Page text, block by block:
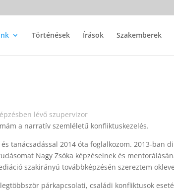
Történések Írások Szakemberek
lévő szupervizor
a narratív szemléletű konfliktuskezelés.
tanácsadással 2014 óta foglalkozom. 2013-ban
Nagy Zsóka képzéseinek és
szakirányú továbbképzésén szereztem
párkapcsolati, családi konfliktusok